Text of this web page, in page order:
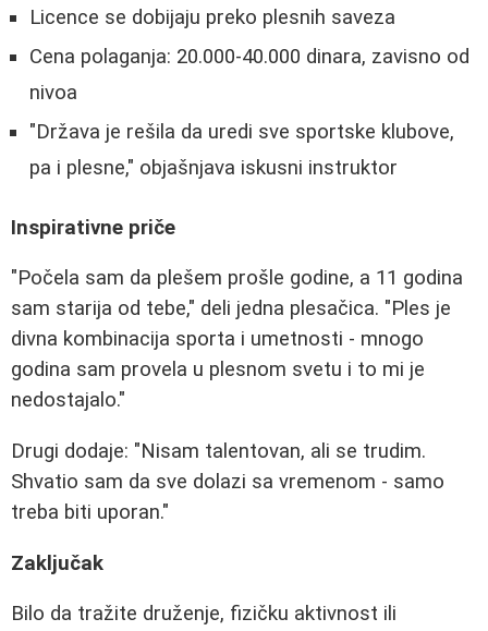
Licence se dobijaju preko plesnih saveza
Cena polaganja: 20.000-40.000 dinara, zavisno od
nivoa
"Država je rešila da uredi sve sportske klubove,
pa i plesne," objašnjava iskusni instruktor
Inspirativne priče
"Počela sam da plešem prošle godine, a 11 godina
sam starija od tebe," deli jedna plesačica. "Ples je
divna kombinacija sporta i umetnosti - mnogo
godina sam provela u plesnom svetu i to mi je
nedostajalo."
Drugi dodaje: "Nisam talentovan, ali se trudim.
Shvatio sam da sve dolazi sa vremenom - samo
treba biti uporan."
Zaključak
Bilo da tražite druženje, fizičku aktivnost ili